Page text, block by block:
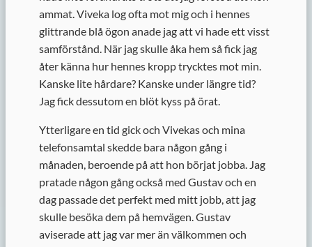
ammat. Viveka log ofta mot mig och i hennes
glittrande blå ögon anade jag att vi hade ett visst
samförstånd. När jag skulle åka hem så fick jag
åter känna hur hennes kropp trycktes mot min.
Kanske lite hårdare? Kanske under längre tid?
Jag fick dessutom en blöt kyss på örat.
Ytterligare en tid gick och Vivekas och mina
telefonsamtal skedde bara någon gång i
månaden, beroende på att hon börjat jobba. Jag
pratade någon gång också med Gustav och en
dag passade det perfekt med mitt jobb, att jag
skulle besöka dem på hemvägen. Gustav
aviserade att jag var mer än välkommen och